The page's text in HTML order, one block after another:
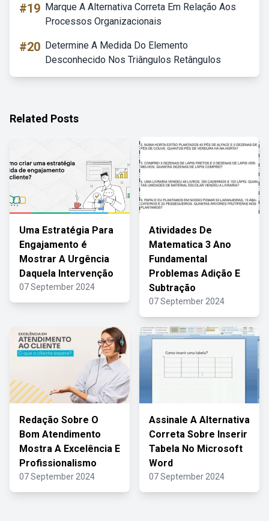
#19 Marque A Alternativa Correta Em Relação Aos
Processos Organizacionais
#20 Determine A Medida Do Elemento
Desconhecido Nos Triângulos Retângulos
Related Posts
Uma Estratégia Para
Engajamento é
Mostrar A Urgência
Daquela Intervenção
07 September 2024
Atividades De
Matematica 3 Ano
Fundamental
Problemas Adição E
Subtração
07 September 2024
Redação Sobre O
Bom Atendimento
Mostra A Excelência E
Profissionalismo
07 September 2024
Assinale A Alternativa
Correta Sobre Inserir
Tabela No Microsoft
Word
07 September 2024